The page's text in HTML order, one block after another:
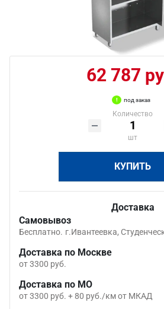
62 787
под заказ
Количество
шт
КУПИТЬ
Доставка
Самовывоз
Бесплатно. г.Ивантеевка,
Доставка по Москве
от 3300 руб.
Доставка по МО
от 3300 руб. + 80 руб./км от МКАД